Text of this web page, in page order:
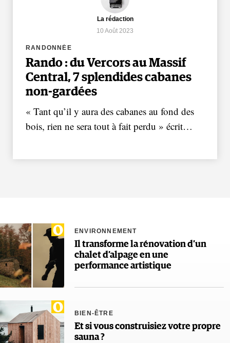
La rédaction
10 Août 2023
RANDONNÉE
Rando : du Vercors au Massif
Central, 7 splendides cabanes
non-gardées
« Tant qu’il y aura des cabanes au fond des
bois, rien ne sera tout à fait perdu » écrit…
ENVIRONNEMENT
Il transforme la rénovation d’un
chalet d’alpage en une
performance artistique
BIEN-ÊTRE
Et si vous construisiez votre propre
sauna ?